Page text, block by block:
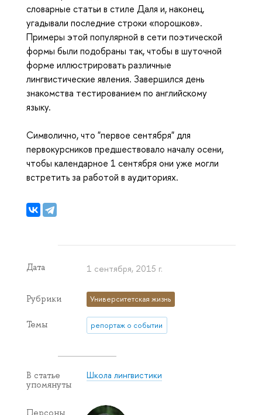
словарные статьи в стиле Даля и, наконец,
угадывали последние строки «порошков».
Примеры этой популярной в сети поэтической
формы были подобраны так, чтобы в шуточной
форме иллюстрировать различные
лингвистические явления. Завершился день
знакомства тестированием по английскому
языку.
Символично, что "первое сентября" для
первокурсников предшествовало началу осени,
чтобы календарное 1 сентября они уже могли
встретить за работой в аудиториях.
Дата 1 сентября, 2015 г.
Рубрики Университетская жизнь
Темы репортаж о событии
В статье
упомянуты
Школа лингвистики
Персоны